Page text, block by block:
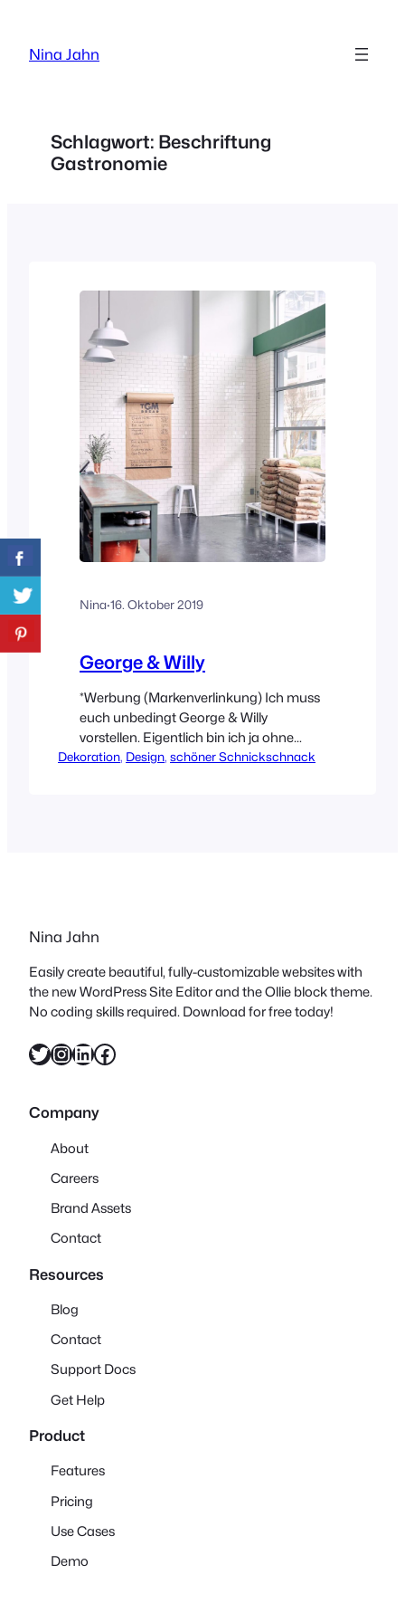
springen
Nina Jahn
Schlagwort: Beschriftung
Gastronomie
Nina·16. Oktober 2019
George & Willy
*Werbung (Markenverlinkung) Ich muss
euch unbedingt George & Willy
vorstellen. Eigentlich bin ich ja ohne
Ende genervt von der Werbung auf
Dekoration, Design, schöner Schnickschnack
Nina Jahn
Easily create beautiful, fully-customizable websites with
the new WordPress Site Editor and the Ollie block theme.
No coding skills required. Download for free today!
Twitter InstagramLinkedIn Facebook
Company
About
Careers
Brand Assets
Contact
Resources
Blog
Contact
Support Docs
Get Help
Product
Features
Pricing
Use Cases
Demo